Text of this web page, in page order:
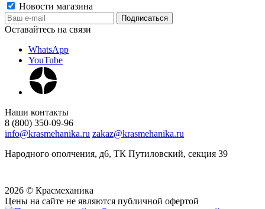
Новости магазина
Оставайтесь на связи
WhatsApp
YouTube
Наши контакты
8 (800) 350-09-96
info@krasmehanika.ru zakaz@krasmehanika.ru
Народного ополчения, д6, ТК Путиловский, секция 39
2026 © Красмеханика
Цены на сайте не являются публичной офертой